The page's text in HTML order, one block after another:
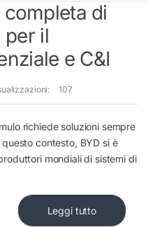
di
per il
e C&I
107
richiede soluzioni sempre
contesto, BYD si è
mondiali di sistemi di
Leggi tutto